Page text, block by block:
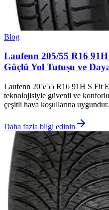
Blog
Laufenn 205/55 R16
Güçlü Yol Tutuşu ve
Laufenn 205/55 R16 91H S Fit
teknolojisiyle güvenli ve
çeşitli hava koşullarına uygundur.
Daha fazla bilgi edinin